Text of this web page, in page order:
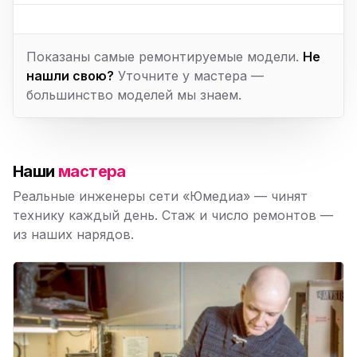
Показаны самые ремонтируемые модели. Не
нашли свою? Уточните у мастера —
большинство моделей мы знаем.
Наши мастера
Реальные инженеры сети «Юмедиа» — чинят
технику каждый день. Стаж и число ремонтов —
из наших нарядов.